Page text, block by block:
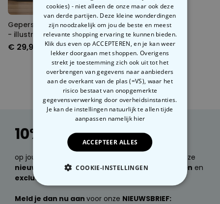
Gepersonaliseerde poster
- illustratie cartoon familie
€ 29,99
10% korting
op jouw volgende bestelling. Wil je e-mails over onze
nieuwste producten, geweldige cadeau ideeën en
exclusieve kortingen
Meld je dan nu aan voor onze NIEUWSBRIEF:
cookies) - niet alleen de onze maar ook deze
van derde partijen. Deze kleine wonderdingen
zijn noodzakelijk om jou de beste en meest
relevante shopping ervaring te kunnen bieden.
Klik dus even op ACCEPTEREN, en je kan weer
lekker doorgaan met shoppen. Overigens
strekt je toestemming zich ook uit tot het
overbrengen van gegevens naar aanbieders
aan de overkant van de plas (=VS), waar het
risico bestaat van onopgemerkte
gegevensverwerking door overheidsinstanties.
Je kan de instellingen natuurlijk te allen tijde
aanpassen namelijk hier
ACCEPTEER ALLES
COOKIE-INSTELLINGEN